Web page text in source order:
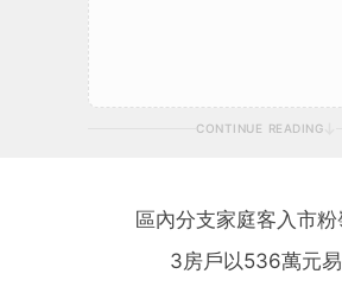
CONTINUE READING
區內分支家庭客入市
3房戶以536萬元